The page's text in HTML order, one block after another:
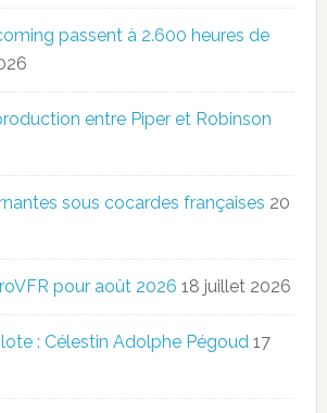
passent à 2.600 heures de
entre Piper et Robinson
sous cocardes françaises 20
pour août 2026 18 juillet 2026
: Célestin Adolphe Pégoud 17